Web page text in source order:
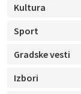
Kultura
Sport
Gradske vesti
Izbori